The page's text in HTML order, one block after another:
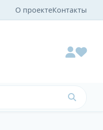
О проектеКонтакты